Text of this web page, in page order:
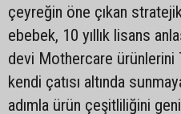
çeyreğin öne çıkan
ebebek, 10 yıllık lisans
devi Mothercare ürünlerini
kendi çatısı altında
adımla ürün çeşitliliğini